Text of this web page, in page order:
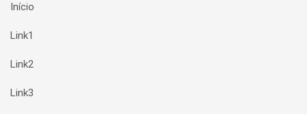
Início
Link1
Link2
Link3